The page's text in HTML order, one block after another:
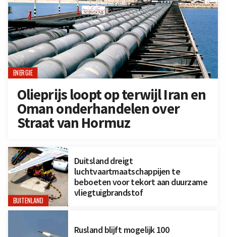
ENERGIE
Olieprijs loopt op terwijl Iran en
Oman onderhandelen over
Straat van Hormuz
BUITENLAND
Duitsland dreigt
luchtvaartmaatschappijen te
beboeten voor tekort aan duurzame
vliegtuigbrandstof
Rusland blijft mogelijk 100